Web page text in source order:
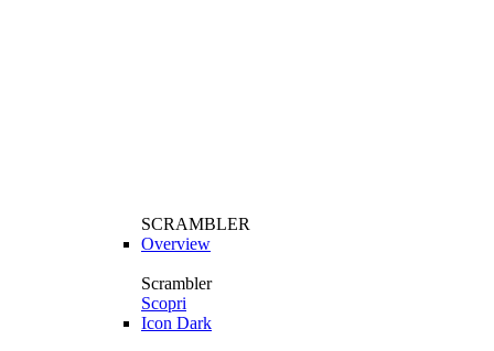
SCRAMBLER
Overview
Scrambler
Scopri
Icon Dark